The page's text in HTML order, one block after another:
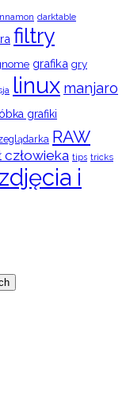
darktable
filtry
grafika gry
linux manjaro
grafiki
RAW
człowieka tips tricks
zdjęcia i